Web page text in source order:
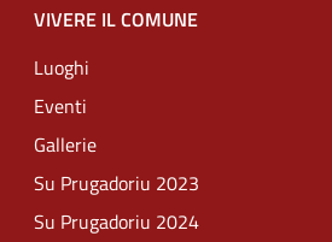
VIVERE IL COMUNE
Luoghi
Eventi
Gallerie
Su Prugadoriu 2023
Su Prugadoriu 2024